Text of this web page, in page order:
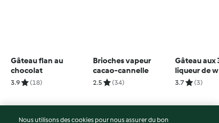
Gâteau flan au
chocolat
3.9 (18)
Brioches vapeur
cacao-cannelle
2.5 (34)
Gâteau aux
liqueur de
3.7 (3)
Nous utilisons des cookies pour nous assurer du bon